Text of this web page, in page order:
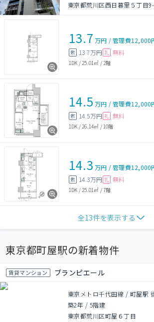
東京都荒川区西日暮里５丁目
13.7 万円 /管理費12,000
敷 13.7万円 礼 無料
1DK / 25.01㎡ / 2階
14.5 万円 /管理費12,000
敷 14.5万円 礼 無料
1DK / 26.14㎡ / 10階
14.3 万円 /管理費12,000
敷 14.3万円 礼 無料
1DK / 25.01㎡ /7階
全13件を表示する
東京都町屋駅の新着物件
賃貸マンション ブランピエール
東京メトロ千代田線 / 町屋駅
築2年 / 5階建
東京都荒川区町屋６丁目